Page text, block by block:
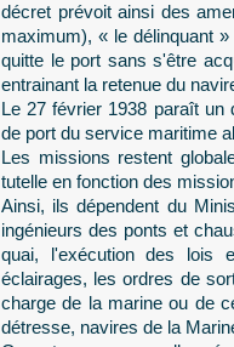
décret prévoit ainsi des
maximum), « le délinquant
quitte le port sans s'être
entrainant la retenue du
Le 27 février 1938 paraît un
de port du service maritime
Les missions restent
tutelle en fonction des
Ainsi, ils dépendent du
ingénieurs des ponts et
quai, l'exécution des lois
éclairages, les ordres de
charge de la marine ou de
détresse, navires de la